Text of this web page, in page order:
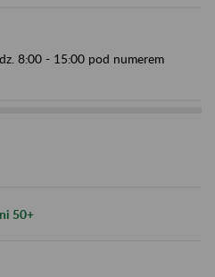
8:00 - 15:00 pod numerem
50+